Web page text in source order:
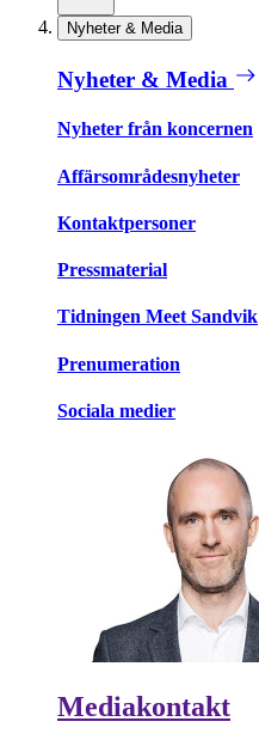
Nyheter & Media
Nyheter & Media
Nyheter från koncernen
Affärsområdesnyheter
Kontaktpersoner
Pressmaterial
Tidningen Meet Sandvik
Prenumeration
Sociala medier
Mediakontakt